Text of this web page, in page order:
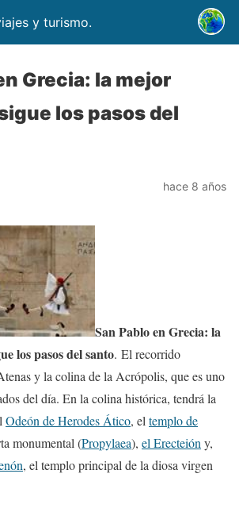
y turismo.
Grecia: la mejor
los pasos del
hace 8 años
San Pablo en Grecia: la
los pasos del santo. El recorrido
y la colina de la Acrópolis, que es uno
del día. En la colina histórica, tendrá la
Odeón de Herodes Ático, el templo de
monumental (Propylaea), el Erecteión y,
, el templo principal de la diosa virgen